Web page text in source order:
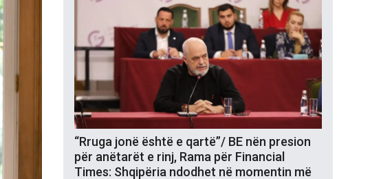
“Rruga jonë është e qartë”/ BE nën presion
për anëtarët e rinj, Rama për Financial
Times: Shqipëria ndodhet në momentin më